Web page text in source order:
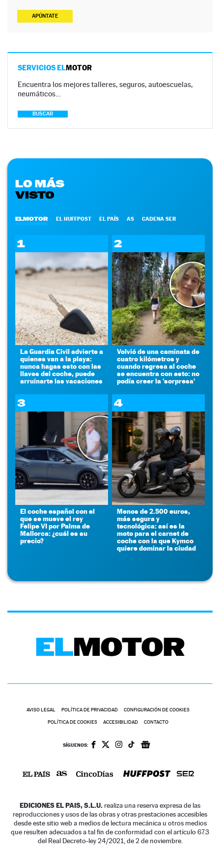
APÚNTATE
SERVICIOS ELMOTOR
Encuentra los mejores talleres, seguros, autoescuelas,
neumáticos…
BUSCAR
LO MÁS
VISTO
ELMOTOR EL HUFFPOST EL PAÍS AS CADENA SER
1
La Guardia Civil advierte a
quienes van a la playa:
nunca hagas esto con las
llaves del coche, puede
arruinarte las vacaciones
2
Volvió de una caminata de
cuatro kilómetros y
cuando regresa al coche
se encuentra con esto: no
podía creer la 'sorpresa'
3
El coche español con el
que se mueve el rey
Felipe VI por Palma de
Mallorca: ¿cuál es su
precio?
4
Menos de 2.500 euros,
más segura y
tecnológica: así es la
moto para el carnet de
coche con la que Kymco
quiere dominar la ciudad
AVISO LEGAL POLÍTICA DE PRIVACIDAD CONFIGURACIÓN DE COOKIES
POLÍTICA DE COOKIES ACCESIBILIDAD CONTACTO
SÍGUENOS:
EDICIONES EL PAIS, S.L.U. realiza una reserva expresa de las
reproducciones y usos de las obras y otras prestaciones accesibles
desde este sitio web a medios de lectura mecánica u otros medios
que resulten adecuados a tal fin de conformidad con el artículo 67.3
del Real Decreto-ley 24/2021, de 2 de noviembre.